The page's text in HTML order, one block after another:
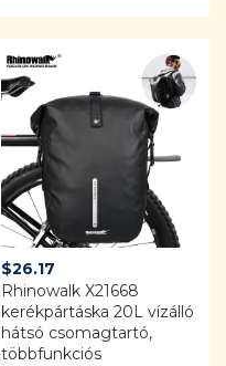
$26.17
Rhinowalk X21668
kerékpártáska 20L vízálló
hátsó csomagtartó,
többfunkciós